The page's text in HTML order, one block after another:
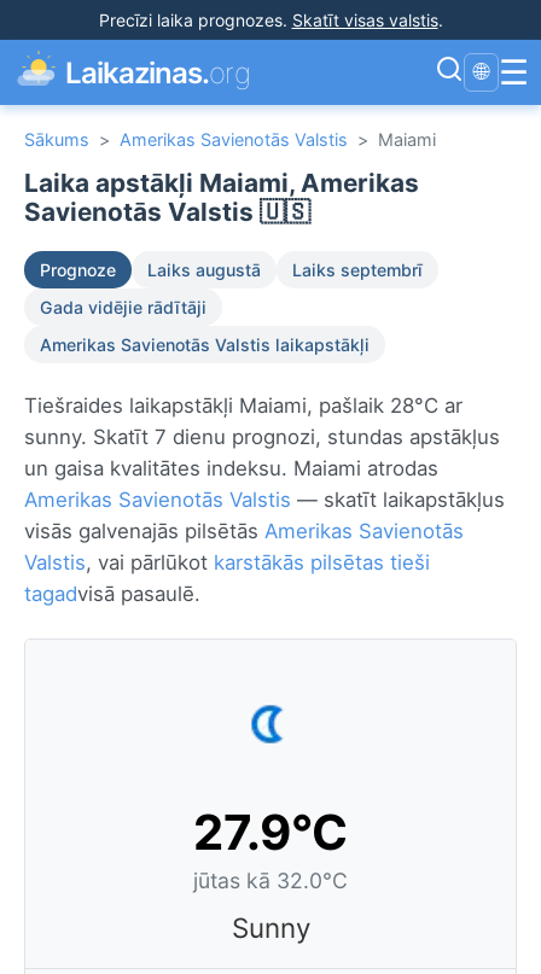
Precīzi laika prognozes. Skatīt visas valstis.
Laikazinas.org 🌐 ☰
Sākums > Amerikas Savienotās Valstis > Maiami
Laika apstākļi Maiami, Amerikas
Savienotās Valstis 🇺🇸
Prognoze Laiks augustā
Laiks septembrī
Gada vidējie rādītāji
Amerikas Savienotās Valstis laikapstākļi
Tiešraides laikapstākļi Maiami, pašlaik 28°C ar
sunny. Skatīt 7 dienu prognozi, stundas apstākļus
un gaisa kvalitātes indeksu. Maiami atrodas
Amerikas Savienotās Valstis — skatīt laikapstākļus
visās galvenajās pilsētās Amerikas Savienotās
Valstis, vai pārlūkot karstākās pilsētas tieši
tagadvisā pasaulē.
27.9°C
jūtas kā 32.0°C
Sunny